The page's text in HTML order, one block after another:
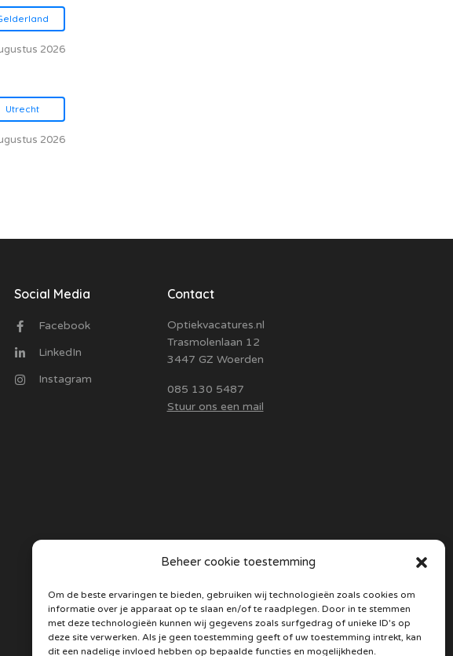
Beheer cookie toestemming
Om de beste ervaringen te bieden, gebruiken wij technologieën zoals cookies om
informatie over je apparaat op te slaan en/of te raadplegen. Door in te stemmen
met deze technologieën kunnen wij gegevens zoals surfgedrag of unieke ID's op
deze site verwerken. Als je geen toestemming geeft of uw toestemming intrekt, kan
dit een nadelige invloed hebben op bepaalde functies en mogelijkheden.
2026
Utrecht
2026
Social Media
Facebook
LinkedIn
Instagram
Contact
Optiekvacatures.nl
Trasmolenlaan 12
3447 GZ Woerden
085 130 5487
Stuur ons een mail